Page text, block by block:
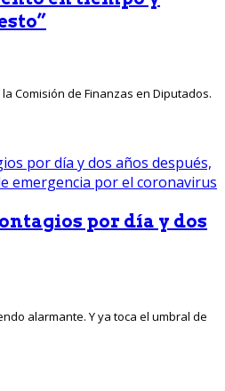
Comisión de Finanzas en Diputados.
por día y dos
alarmante. Y ya toca el umbral de